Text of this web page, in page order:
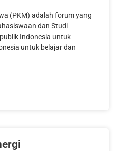
(PKM) adalah forum yang
dan Studi
Indonesia untuk
untuk belajar dan